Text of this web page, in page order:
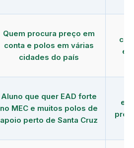
Quem procura preço em
conta e polos em várias
cidades do país
Aluno que quer EAD forte
no MEC e muitos polos de
apoio perto de Santa Cruz